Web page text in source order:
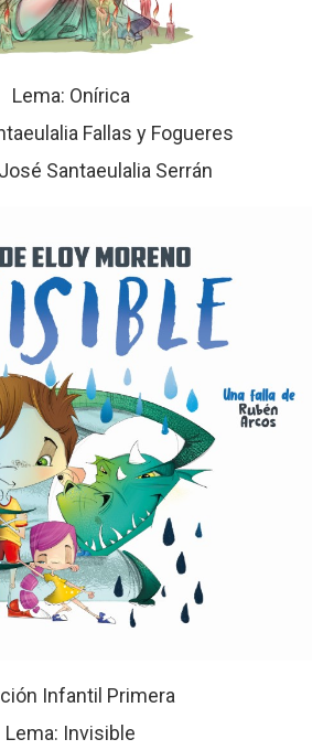
Lema: Onírica
Fallas y Fogueres
Santaeulalia Serrán
Infantil Primera
Lema: Invisible